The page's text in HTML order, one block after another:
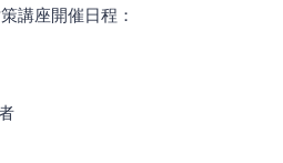
座開催日程：